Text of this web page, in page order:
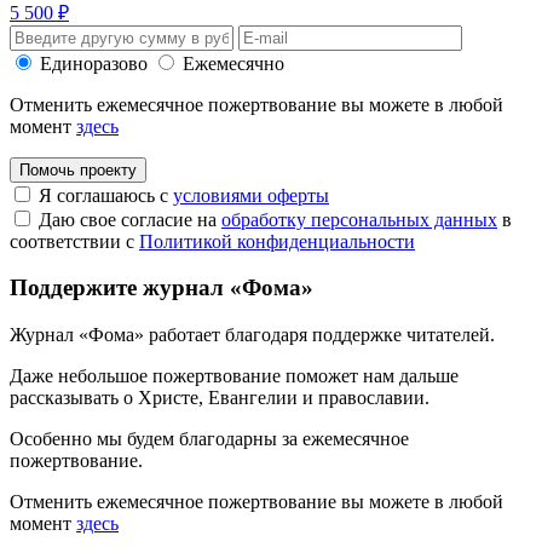
5 500 ₽
Единоразово
Ежемесячно
Отменить ежемесячное пожертвование вы можете в любой
момент здесь
Помочь проекту
Я соглашаюсь с условиями оферты
Даю свое согласие на обработку персональных данных в
соответствии с Политикой конфиденциальности
Поддержите журнал «Фома»
Журнал «Фома» работает благодаря поддержке читателей.
Даже небольшое пожертвование поможет нам дальше
рассказывать о Христе, Евангелии и православии.
Особенно мы будем благодарны за ежемесячное
пожертвование.
Отменить ежемесячное пожертвование вы можете в любой
момент здесь